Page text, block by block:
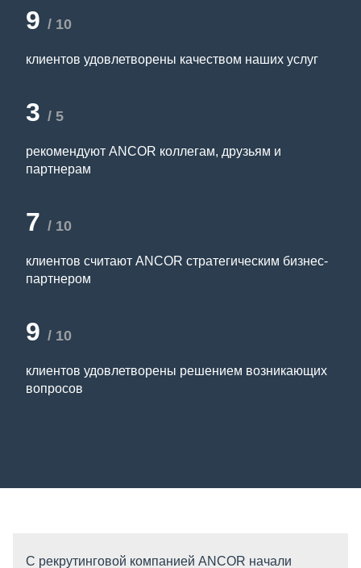
9 / 10
клиентов удовлетворены качеством наших услуг
3 / 5
рекомендуют ANCOR коллегам, друзьям и
партнерам
7 / 10
клиентов считают ANCOR стратегическим бизнес-
партнером
9 / 10
клиентов удовлетворены решением возникающих
вопросов
С рекрутинговой компанией ANCOR начали